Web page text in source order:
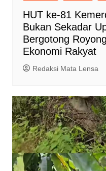
HUT ke-81
Bukan Sekadar
Bergotong
Ekonomi Rakyat
Redaksi Mata Lensa